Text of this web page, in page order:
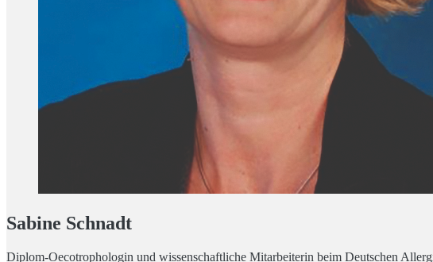
Sabine Schnadt
Diplom-Oecotrophologin und wissenschaftliche Mitarbeiterin beim Deutschen